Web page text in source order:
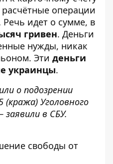
операции
идет о сумме, в
гривен. Деньги
нужды, никак
Эти деньги
украинцы.
о подозрении
(кража) Уголовного
заявили в СБУ.
свободы от